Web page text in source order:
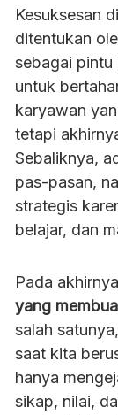
Kesuksesan
ditentukan
sebagai pintu
untuk
karyawan
tetapi
Sebaliknya,
pas-pasan,
strategis
belajar, dan
Pada
yang
salah
saat kita
hanya
sikap, nilai,